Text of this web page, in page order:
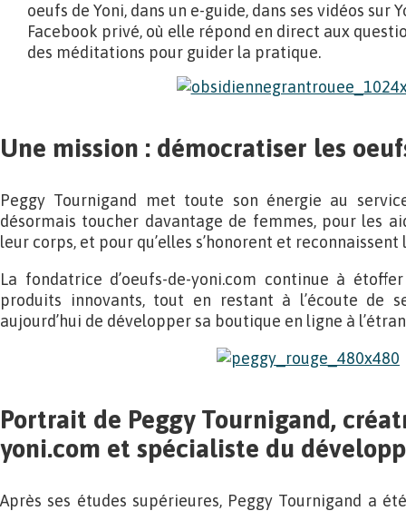
oeufs de Yoni, dans un e-guide, dans ses vidéos sur
Facebook privé, où elle répond en direct aux
des méditations pour guider la pratique.
Une mission : démocratiser les
Peggy Tournigand met toute son énergie au
désormais toucher davantage de femmes, pour les
leur corps, et pour qu’elles s’honorent et
La fondatrice d’oeufs-de-yoni.com continue à
produits innovants, tout en restant à l’écoute de
aujourd’hui de développer sa boutique en ligne à
Portrait de Peggy Tournigand,
yoni.com et spécialiste du
Après ses études supérieures, Peggy Tournigand a